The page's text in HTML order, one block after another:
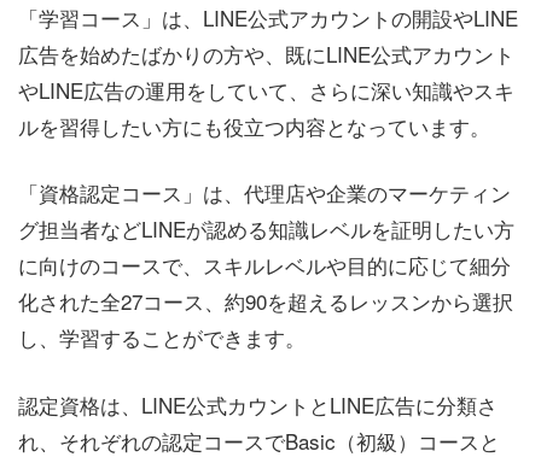
「学習コース」は、LINE公式アカウントの開設やLINE
広告を始めたばかりの方や、既にLINE公式アカウント
やLINE広告の運用をしていて、さらに深い知識やスキ
ルを習得したい方にも役立つ内容となっています。
「資格認定コース」は、代理店や企業のマーケティン
グ担当者などLINEが認める知識レベルを証明したい方
に向けのコースで、スキルレベルや目的に応じて細分
化された全27コース、約90を超えるレッスンから選択
し、学習することができます。
認定資格は、LINE公式カウントとLINE広告に分類さ
れ、それぞれの認定コースでBasic（初級）コースと